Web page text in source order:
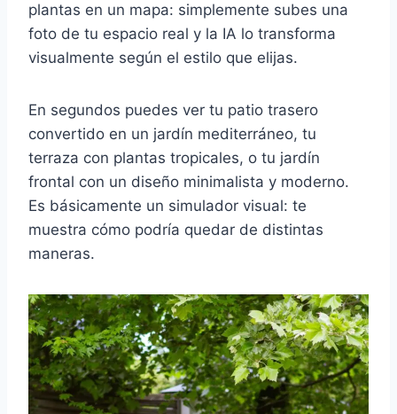
plantas en un mapa: simplemente subes una
foto de tu espacio real y la IA lo transforma
visualmente según el estilo que elijas.
En segundos puedes ver tu patio trasero
convertido en un jardín mediterráneo, tu
terraza con plantas tropicales, o tu jardín
frontal con un diseño minimalista y moderno.
Es básicamente un simulador visual: te
muestra cómo podría quedar de distintas
maneras.